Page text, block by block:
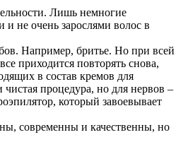
Лишь немногие
не очень зарослями волос в
Например, бритье. Но при всей
приходится повторять снова,
в состав кремов для
процедура, но для нервов –
который завоевывает
современны и качественны, но